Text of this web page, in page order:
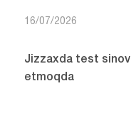
16/07/2026
Jizzaxda test
etmoqda